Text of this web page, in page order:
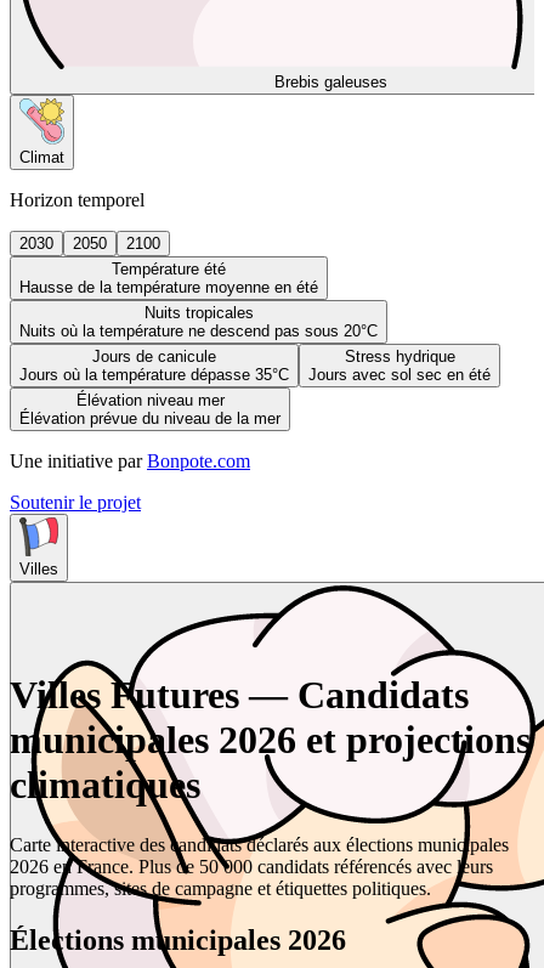
Brebis galeuses
Climat
Horizon temporel
2030 2050
2100
Température été
Hausse de la température moyenne en été
Nuits tropicales
Nuits où la température ne descend pas sous 20°C
Jours de canicule
Jours où la température dépasse 35°C
Stress hydrique
Jours avec sol sec en été
Élévation niveau mer
Élévation prévue du niveau de la mer
Une initiative par Bonpote.com
Soutenir le projet
Villes
Villes Futures — Candidats
municipales 2026 et projections
climatiques
Carte interactive des candidats déclarés aux élections municipales
2026 en France. Plus de 50 000 candidats référencés avec leurs
programmes, sites de campagne et étiquettes politiques.
Élections municipales 2026